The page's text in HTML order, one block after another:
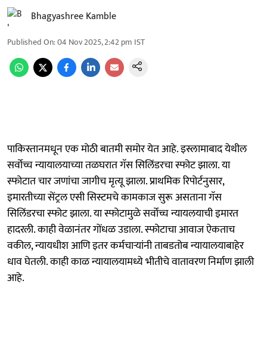
Bhagyashree Kamble
Published On:04 Nov 2025, 2:42 pm IST
पाकिस्तानमधून एक मोठी बातमी समोर येत आहे. इस्लामाबाद येथील
सर्वोच्च न्यायालयाच्या तळघरात गॅस सिलिंडरचा स्फोट झाला. या
स्फोटात चार जणांचा जागीच मृत्यू झाला. प्राथमिक रिपोर्टनुसार,
इमारतीच्या सेंट्रल एसी सिस्टमचे कामकाज सुरू असताना गॅस
सिलिंडरचा स्फोट झाला. या स्फोटामुळे सर्वोच्च न्यायलयाची इमारत
हादरली. काही वेळानंतर गोंधळ उडाला. स्फोटाचा आवाज ऐकताच
वकील, न्यायधीश आणि इतर कर्मचाऱ्यांनी ताबडतोब न्यायालयाबाहेर
धाव घेतली. काही काळ न्यायालयामध्ये भीतीचे वातावरण निर्माण झाली
आहे.